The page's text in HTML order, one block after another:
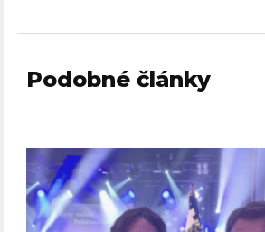
Podobné články